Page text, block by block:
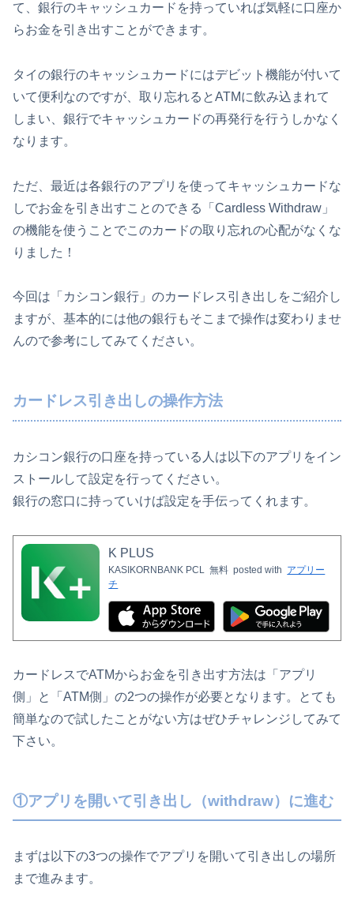
て、銀行のキャッシュカードを持っていれば気軽に口座か
らお金を引き出すことができます。
タイの銀行のキャッシュカードにはデビット機能が付いて
いて便利なのですが、取り忘れるとATMに飲み込まれて
しまい、銀行でキャッシュカードの再発行を行うしかなく
なります。
ただ、最近は各銀行のアプリを使ってキャッシュカードな
しでお金を引き出すことのできる「Cardless Withdraw」
の機能を使うことでこのカードの取り忘れの心配がなくな
りました！
今回は「カシコン銀行」のカードレス引き出しをご紹介し
ますが、基本的には他の銀行もそこまで操作は変わりませ
んので参考にしてみてください。
カードレス引き出しの操作方法
カシコン銀行の口座を持っている人は以下のアプリをイン
ストールして設定を行ってください。
銀行の窓口に持っていけば設定を手伝ってくれます。
K PLUS
KASIKORNBANK PCL 無料 posted with アプリー
チ
カードレスでATMからお金を引き出す方法は「アプリ
側」と「ATM側」の2つの操作が必要となります。とても
簡単なので試したことがない方はぜひチャレンジしてみて
下さい。
①アプリを開いて引き出し（withdraw）に進む
まずは以下の3つの操作でアプリを開いて引き出しの場所
まで進みます。